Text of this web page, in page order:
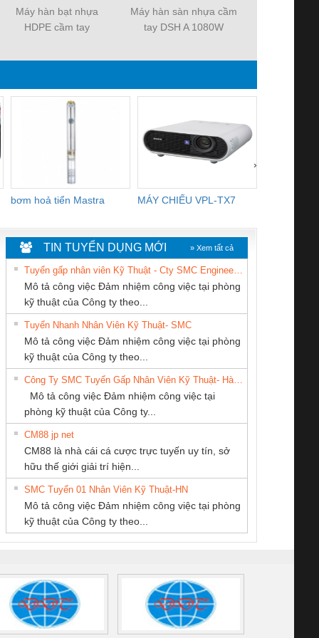
Máy hàn bạt nhựa
HDPE cầm tay
Máy hàn sàn nhựa cầm
tay DSH A 1080W
bơm hoả tiển Mastra MÁY CHIẾU VPL-TX7
›
An Toàn
Contact
– PSR-
SCP-
FSP/2X1/1X2
sát chuỗi
tấm pin
16I+
(2502520000)
Bộ giám sát chuỗi
tấm pin
TRANSCLINIC 16I+
1K5 L (2433950000)
Bộ giám sát dòng
TRANSCLINIC 16I+
(2008130000)
Bộ chỉnh lưu nguồn
điện TRANSCLINIC
BKE 1K5.4
(7791400879)2. Giá
Nẹp nhôm chống
trơn Đà Nẵng
TY TNHH
DV DAI DONG
CÔNG TY CỔ
PHẦN DÂY VÀ
CÁP ĐIỆN
THƯỢNG ĐÌNH
CÔNG TY TNHH
THIÊN ÂN VIỆT
NAM
TY CỔ
TỰ ĐỘNG
HƯNG
MEKONG MARINE
SUPPLY
THIẾT BỊ CÔNG
NAM
TIN TUYỂN DỤNG MỚI » Xem tất cả
Mô tả công việc Đảm nhiệm công việc tại phòng
kỹ thuật của Công ty theo...
Tuyển Nhanh Nhân Viên Kỹ Thuật- SMC
Mô tả công việc Đảm nhiệm công việc tại phòng
kỹ thuật của Công ty theo...
Mô tả công việc Đảm nhiệm công việc tại
phòng kỹ thuật của Công ty...
CM88 jp net
CM88 là nhà cái cá cược trực tuyến uy tín, sở
hữu thế giới giải trí hiện...
SMC Tuyển 01 Nhân Viên Kỹ Thuật-HN
Mô tả công việc Đảm nhiệm công việc tại phòng
kỹ thuật của Công ty theo...